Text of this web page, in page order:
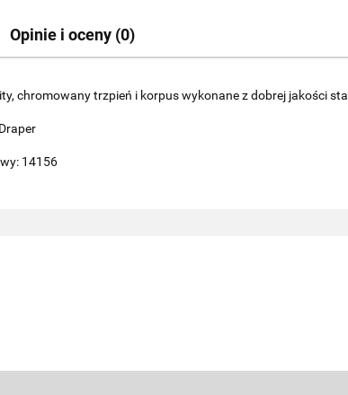
Opinie i oceny (0)
chromowany trzpień i korpus wykonane z dobrej jakości
14156